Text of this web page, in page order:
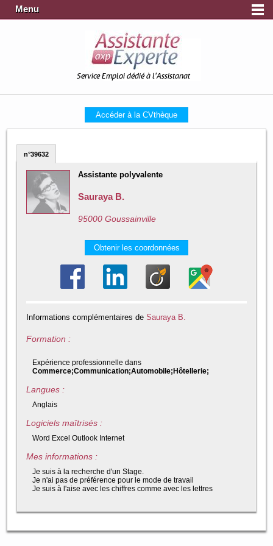
Menu
Service Emploi dédié à l'Assistanat
Accéder à la CVthèque
n°39632
Assistante polyvalente
Sauraya B.
95000 Goussainville
Obtenir les coordonnées
Informations complémentaires de Sauraya B.
Formation :
Expérience professionnelle dans
Commerce;Communication;Automobile;Hôtellerie;
Langues :
Anglais
Logiciels maîtrisés :
Word Excel Outlook Internet
Mes informations :
Je suis à la recherche d'un Stage.
Je n'ai pas de préférence pour le mode de travail
Je suis à l'aise avec les chiffres comme avec les lettres